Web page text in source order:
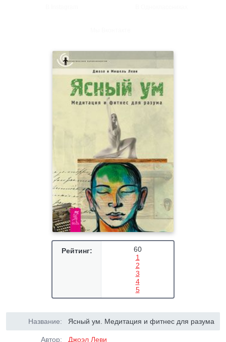
Рейтинг:
60
1
2
3
4
5
Название: Ясный ум. Медитация и фитнес для разума
Автор: Джоэл Леви